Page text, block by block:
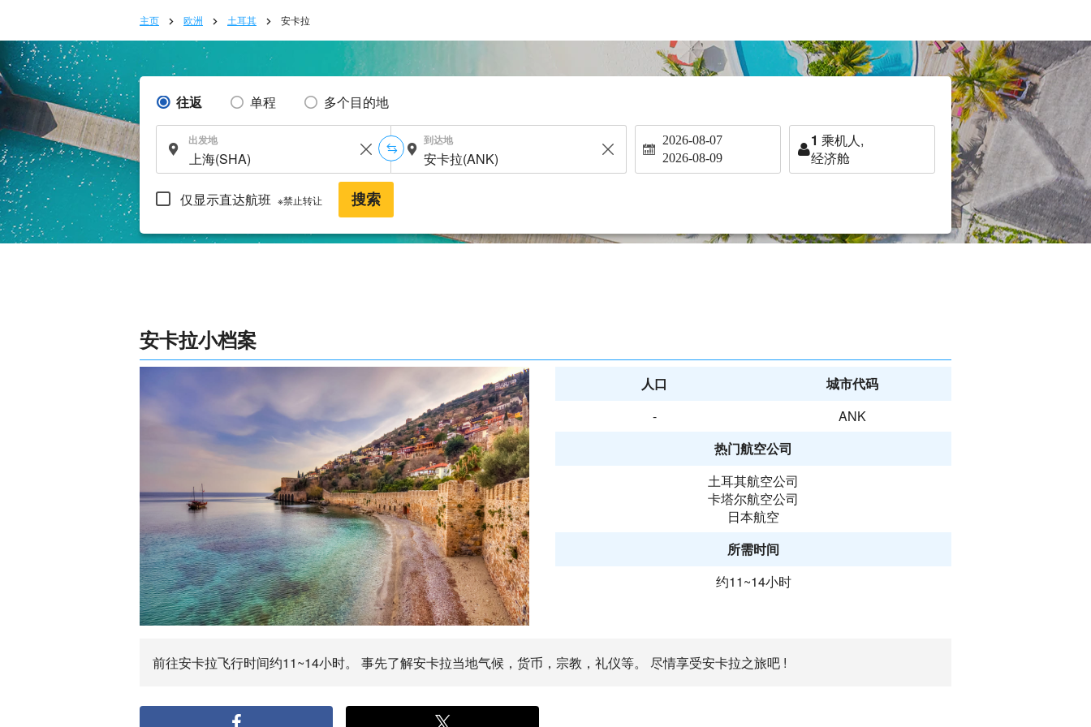
主页 欧洲 土耳其 安卡拉
往返 单程 多个目的地
出发地 到达地 2026-08-07
2026-08-09
1 乘机人,
经济舱
仅显示直达航班 ※禁止转让 搜索
安卡拉小档案
人口
城市代码
-
ANK
热门航空公司
土耳其航空公司
卡塔尔航空公司
日本航空
所需时间
约11~14小时
前往安卡拉飞行时间约11~14小时。 事先了解安卡拉当地气候，货币，宗教，礼仪等。 尽情享受安卡拉之旅吧 !